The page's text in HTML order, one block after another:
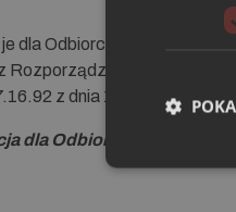
dla Odbiorców w zakresie
Rozporządzeniem Ministra
z dnia 1 lutego 2007 r.);
dla Odbiorców – ciepło